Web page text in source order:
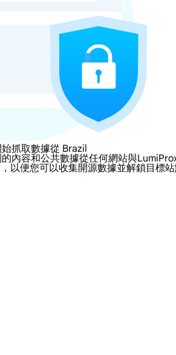
抓取數據從 Brazil
內容和公共數據從任何網站與
以便您可以收集開源數據並解鎖目標